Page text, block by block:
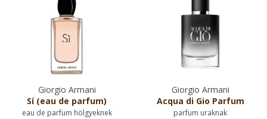
Giorgio Armani
Sí (eau de parfum)
eau de parfum hölgyeknek
Giorgio Armani
Acqua di Gio Parfum
parfum uraknak